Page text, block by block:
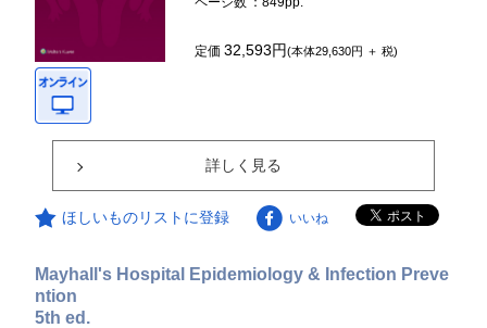
定価32,593円(本体29,630円 ＋ 税)
詳しく見る
ほしいものリストに登録 いいね
Mayhall's Hospital Epidemiology & Infection Preve
ntion
5th ed.